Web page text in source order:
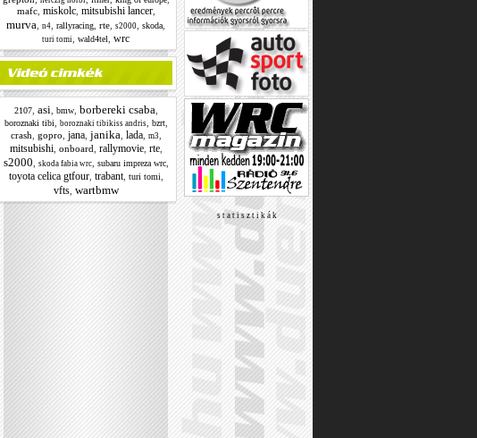
mafc, miskolc, mitsubishi lancer,
murva n4 rallyracing rte s2000 skoda
turi tomi wald4tel wrc
2107, asi bmw, borbereki csaba
boroznaki tibi boroznaki tibikiss andris, bzrt,
crash gopro jana, janika lada, m3
mitsubishi, onboard rallymovie, rte,
s2000 skoda fabia wrc, subaru impreza wrc,
toyota celica gtfour, trabant, turi tomi
vfts, wartbmw
s t a t i s z t i k á k